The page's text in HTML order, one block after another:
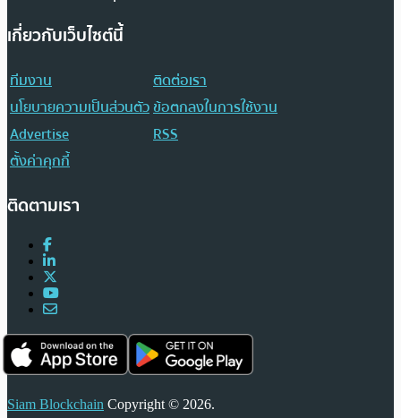
เกี่ยวกับเว็บไซต์นี้
ทีมงาน
ติดต่อเรา
นโยบายความเป็นส่วนตัวข้อตกลงในการใช้งาน
Advertise
RSS
ตั้งค่าคุกกี้
ติดตามเรา
Siam Blockchain Copyright © 2026.